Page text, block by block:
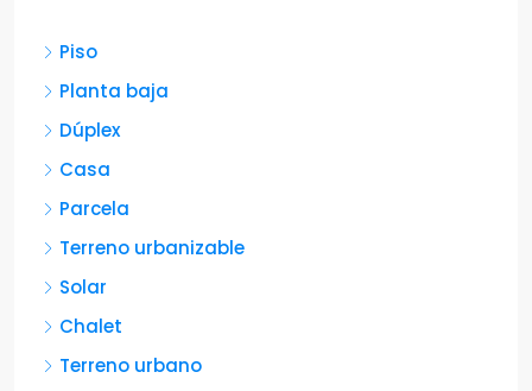
Piso
Planta baja
Dúplex
Casa
Parcela
Terreno urbanizable
Solar
Chalet
Terreno urbano